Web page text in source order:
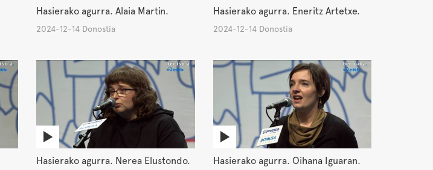
Hasierako agurra. Alaia Martin.
2024-12-14 Donostia
Hasierako agurra. Eneritz Artetxe.
2024-12-14 Donostia
Hasierako agurra. Nerea Elustondo. Hasierako agurra. Oihana Iguaran.